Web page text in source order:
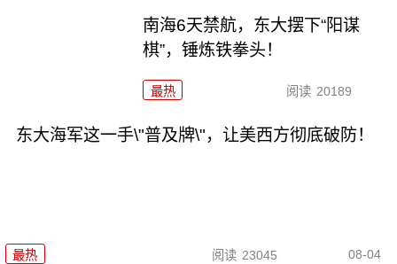
南海6天禁航，东大摆下“阳谋
棋”，锤炼铁拳头！
最热 阅读 20189
东大海军这一手\"普及牌\"，让美西方彻底破防！
最热 阅读 23045 08-04